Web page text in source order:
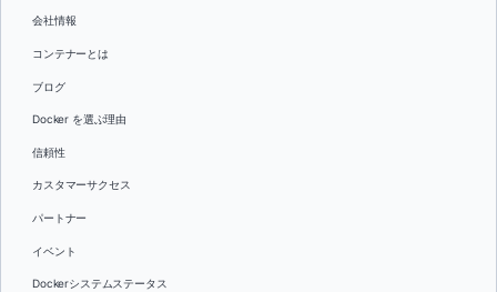
会社情報
コンテナーとは
ブログ
Docker を選ぶ理由
信頼性
カスタマーサクセス
パートナー
イベント
Dockerシステムステータス